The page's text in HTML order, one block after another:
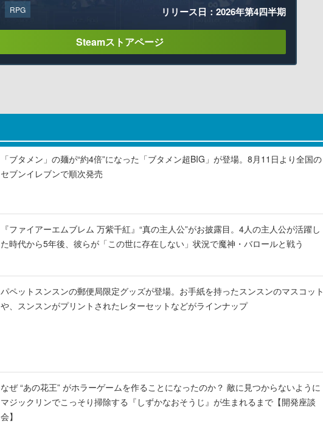
RPG リリース日：2026年第4四半期
Steamストアページ
「ブタメン」の麺が“約4倍”になった「ブタメン超BIG」が登場。8月11日より全国の
セブンイレブンで順次発売
『ファイアーエムブレム 万紫千紅』“真の主人公”がお披露目。4人の主人公が活躍し
た時代から5年後、彼らが「この世に存在しない」状況で魔神・バロールと戦う
パペットスンスンの郵便局限定グッズが登場。お手紙を持ったスンスンのマスコット
や、スンスンがプリントされたレターセットなどがラインナップ
なぜ “あの花王” がホラーゲームを作ることになったのか？ 敵に見つからないように
マジックリンでこっそり掃除する『しずかなおそうじ』が生まれるまで【開発座談
会】